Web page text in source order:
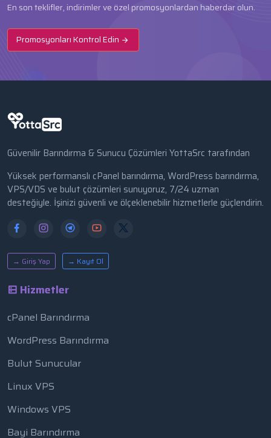
En son teklifler, indirimler ve özel promosyonlardan haberdar olun.
Promosyonları Kontrol Edin
Güvenilir Barındırma & Sunucu Çözümleri YottaSrc tarafından
Yüksek performanslı cPanel barındırma, WordPress barındırma,
VPS/VDS ve bulut çözümleri sunuyoruz, 7/24 uzman
desteğiyle. İşinizi güvenli ve ölçeklenebilir hizmetlerle güçlendirin.
→ Giriş Yap → Kayıt Ol
Hizmetler
cPanel Barındırma
WordPress Barındırma
Bulut Sunucular
Linux VPS
Windows VPS
Bayi Barındırma